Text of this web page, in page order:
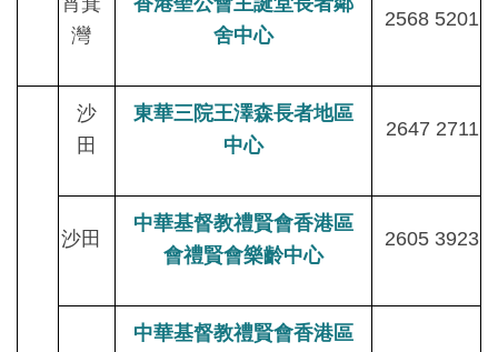
灣
舍中心
2568 5201
沙
田
東華三院王澤森長者地區
中心
2647 2711
沙田
中華基督教禮賢會香港區
會禮賢會樂齡中心
2605 3923
中華基督教禮賢會香港區